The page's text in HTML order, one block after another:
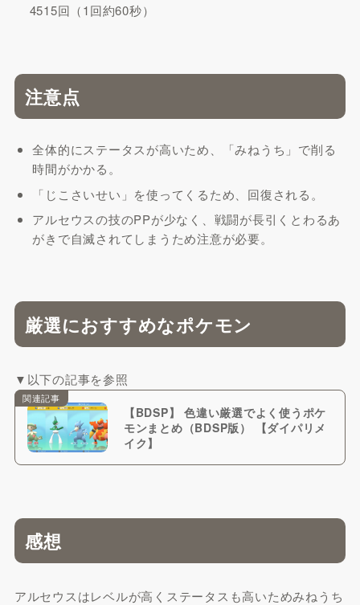
4515回（1回約60秒）
注意点
全体的にステータスが高いため、「みねうち」で削る
時間がかかる。
「じこさいせい」を使ってくるため、回復される。
アルセウスの技のPPが少なく、戦闘が長引くとわるあ
がきで自滅されてしまうため注意が必要。
厳選におすすめなポケモン
▼以下の記事を参照
関連記事
【BDSP】 色違い厳選でよく使うポケ
モンまとめ（BDSP版） 【ダイパリメ
イク】
感想
アルセウスはレベルが高くステータスも高いためみねうち